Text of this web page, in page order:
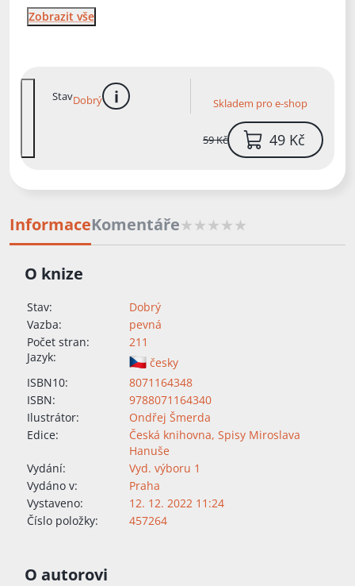
Zobrazit vše
StavDobrý více informací Skladem pro e-shop
59 Kč 49 Kč
InformaceKomentáře
O knize
Stav:
Dobrý
Vazba:
pevná
Počet stran:
211
Jazyk:
česky
ISBN10:
8071164348
ISBN:
9788071164340
Ilustrátor:
Ondřej Šmerda
Edice:
Česká knihovna, Spisy Miroslava
Hanuše
Vydání:
Vyd. výboru 1
Vydáno v:
Praha
Vystaveno:
12. 12. 2022 11:24
Číslo položky:
457264
O autorovi